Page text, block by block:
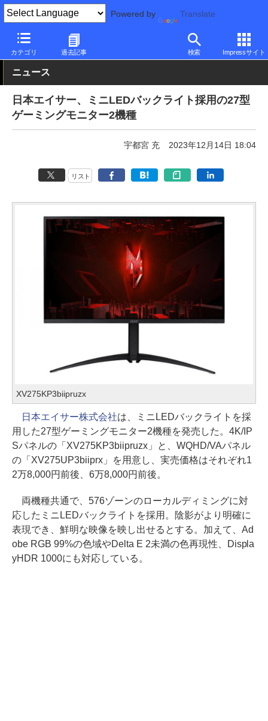
Powered by Translate
カテゴリ 過去記事 検索 Impressサイト
PC Watch 半導体/周辺機器
ニュース
日本エイサー、ミニLEDバックライト採用の27型
ゲーミングモニター2機種
宇都宮 充 2023年12月14日 18:04
リスト
XV275KP3biipruzx
日本エイサー株式会社は、ミニLEDバックライトを採
用した27型ゲーミングモニター2機種を発売した。4K/IP
Sパネルの「XV275KP3biipruzx」と、WQHD/VAパネル
の「XV275UP3biiprx」を用意し、実売価格はそれぞれ1
2万8,000円前後、6万8,000円前後。
両機種共通で、576ゾーンのローカルディミングに対
応したミニLEDバックライトを採用。陰影がより明確に
表現でき、鮮明な映像を映し出せるとする。加えて、Ad
obe RGB 99%の色域やDelta E 2未満の色再現性、Displa
yHDR 1000にも対応している。